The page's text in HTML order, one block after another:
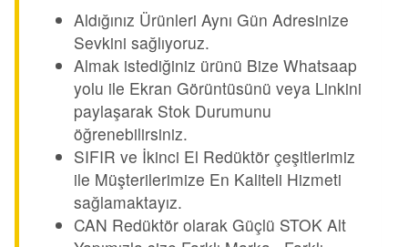
Aldığınız Ürünleri Aynı Gün Adresinize
Sevkini sağlıyoruz.
Almak istediğiniz ürünü Bize Whatsaap
yolu ile Ekran Görüntüsünü veya Linkini
paylaşarak Stok Durumunu
öğrenebilirsiniz.
SIFIR ve İkinci El Redüktör çeşitlerimiz
ile Müşterilerimize En Kaliteli Hizmeti
sağlamaktayız.
CAN Redüktör olarak Güçlü STOK Alt